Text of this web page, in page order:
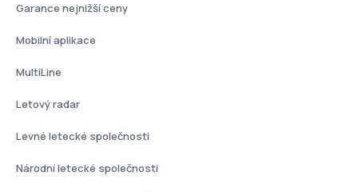
Garance nejnižší ceny
Mobilní aplikace
MultiLine
Letový radar
Levné letecké společnosti
Národní letecké společnosti